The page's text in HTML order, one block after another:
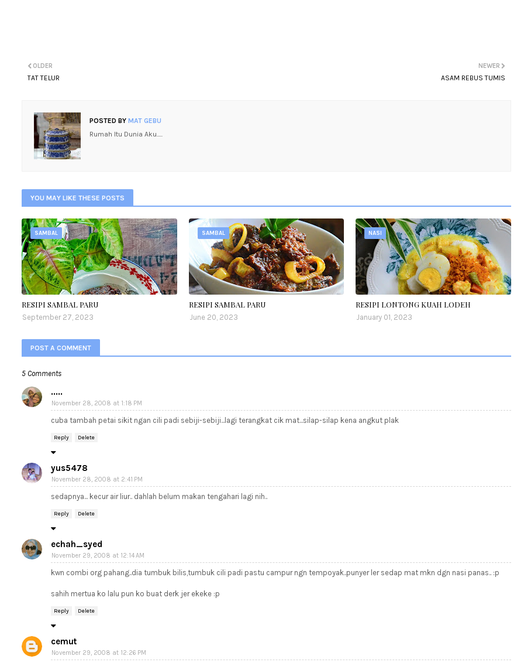
NEWER
ASAM REBUS TUMIS
OLDER
TAT TELUR
POSTED BY MAT GEBU
Rumah Itu Dunia Aku.....
YOU MAY LIKE THESE POSTS
SAMBAL
RESIPI SAMBAL PARU
September 27, 2023
SAMBAL
RESIPI SAMBAL PARU
June 20, 2023
NASI
RESIPI LONTONG KUAH LODEH
January 01, 2023
POST A COMMENT
5 Comments
.....
November 28, 2008 at 1:18 PM
cuba tambah petai sikit ngan cili padi sebiji-sebiji...lagi terangkat cik mat...silap-silap kena angkut plak
Reply Delete
yus5478
November 28, 2008 at 2:41 PM
sedapnya... kecur air liur.. dahlah belum makan tengahari lagi nih..
Reply Delete
echah_syed
November 29, 2008 at 12:14 AM
kwn combi org pahang..dia tumbuk bilis,tumbuk cili padi pastu campur ngn tempoyak..punyer ler sedap mat mkn dgn nasi panas.. :p
sahih mertua ko lalu pun ko buat derk jer ekeke :p
Reply Delete
cemut
November 29, 2008 at 12:26 PM